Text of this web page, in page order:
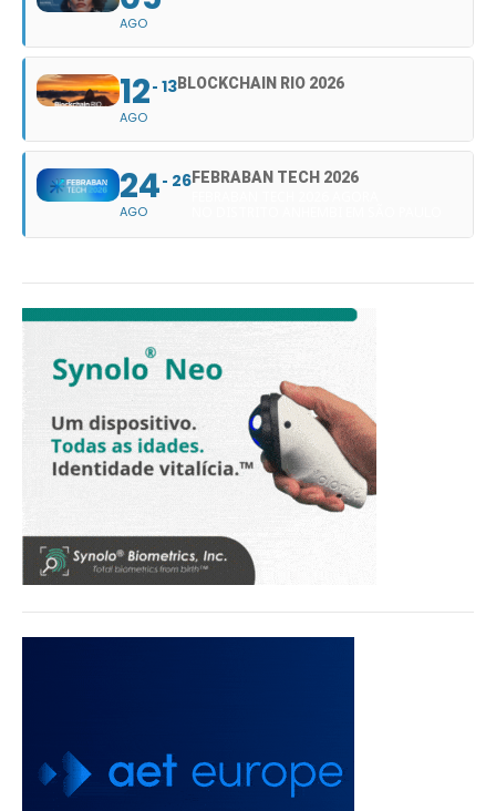
AGO
12
AGO
13BLOCKCHAIN RIO 2026
24
AGO
26FEBRABAN TECH 2026